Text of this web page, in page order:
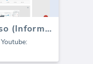
Youtube Compromiso (Informe)